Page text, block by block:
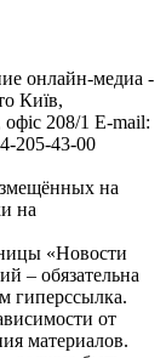
онлайн-медиа -
Київ,
208/1 E-mail:
205-43-00
на
на
«Новости
– обязательна
гиперссылка.
от
материалов.